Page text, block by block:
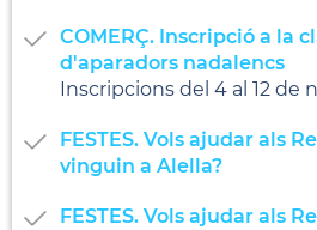
COMERÇ. Inscripció a la
d'aparadors nadalencs
Inscripcions del 4 al 12 de
FESTES. Vols ajudar als
vinguin a Alella?
FESTES. Vols ajudar als